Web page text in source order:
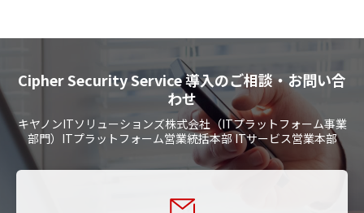
Cipher Security Service 導入のご相談・お問い合
わせ
キヤノンITソリューションズ株式会社（ITプラットフォーム事業
部門）ITプラットフォーム営業統括本部 ITサービス営業本部